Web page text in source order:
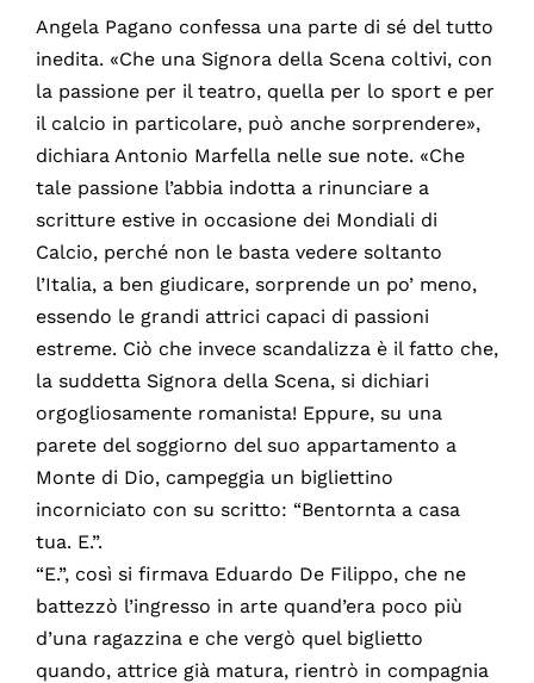
Angela Pagano confessa una parte di sé del tutto
inedita. «Che una Signora della Scena coltivi, con
la passione per il teatro, quella per lo sport e per
il calcio in particolare, può anche sorprendere»,
dichiara Antonio Marfella nelle sue note. «Che
tale passione l’abbia indotta a rinunciare a
scritture estive in occasione dei Mondiali di
Calcio, perché non le basta vedere soltanto
l’Italia, a ben giudicare, sorprende un po’ meno,
essendo le grandi attrici capaci di passioni
estreme. Ciò che invece scandalizza è il fatto che,
la suddetta Signora della Scena, si dichiari
orgogliosamente romanista! Eppure, su una
parete del soggiorno del suo appartamento a
Monte di Dio, campeggia un bigliettino
incorniciato con su scritto: “Bentornta a casa
tua. E.”.
“E.”, così si firmava Eduardo De Filippo, che ne
battezzò l’ingresso in arte quand’era poco più
d’una ragazzina e che vergò quel biglietto
quando, attrice già matura, rientrò in compagnia